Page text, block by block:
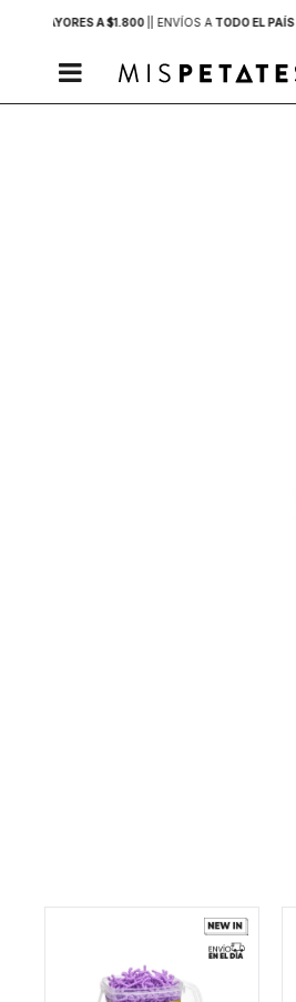
MAYORES A $1.800 | ENVÍOS A TODO EL PAÍS
